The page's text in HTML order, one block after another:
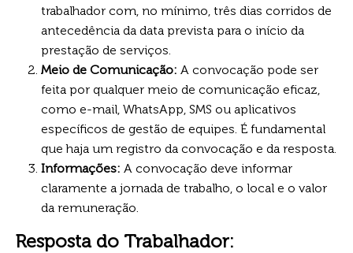
trabalhador com, no mínimo, três dias corridos de
antecedência da data prevista para o início da
prestação de serviços.
Meio de Comunicação: A convocação pode ser
feita por qualquer meio de comunicação eficaz,
como e-mail, WhatsApp, SMS ou aplicativos
específicos de gestão de equipes. É fundamental
que haja um registro da convocação e da resposta.
Informações: A convocação deve informar
claramente a jornada de trabalho, o local e o valor
da remuneração.
Resposta do Trabalhador: